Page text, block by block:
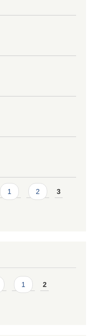
1 2 3
1 2